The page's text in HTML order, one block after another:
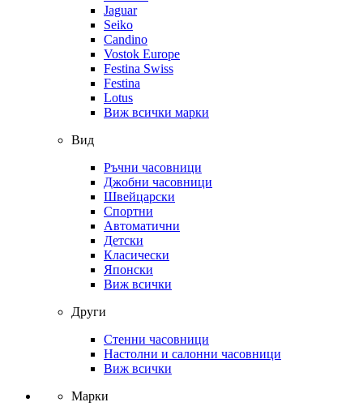
Jaguar
Seiko
Candino
Vostok Europe
Festina Swiss
Festina
Lotus
Виж всички марки
Вид
Ръчни часовници
Джобни часовници
Швейцарски
Спортни
Автоматични
Детски
Класически
Японски
Виж всички
Други
Стенни часовници
Настолни и салонни часовници
Виж всички
Марки